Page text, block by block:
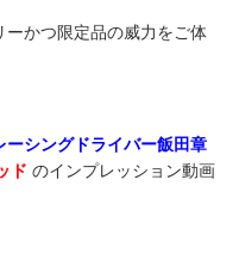
ーかつ限定品の威力をご体
ーシングドライバー飯田章
ド のインプレッション動画